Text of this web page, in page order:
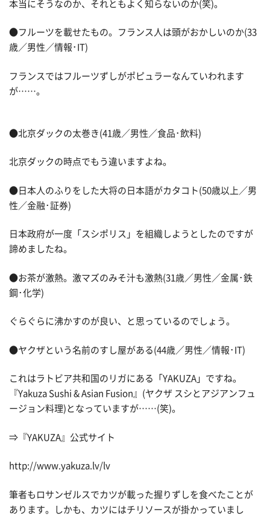
本当にそうなのか、それともよく知らないのか(笑)。
●フルーツを載せたもの。フランス人は頭がおかしいのか(33
歳／男性／情報･IT)
フランスではフルーツずしがポピュラーなんていわれます
が……。
●北京ダックの太巻き(41歳／男性／食品･飲料)
北京ダックの時点でもう違いますよね。
●日本人のふりをした大将の日本語がカタコト(50歳以上／男
性／金融･証券)
日本政府が一度「スシポリス」を組織しようとしたのですが
諦めましたね。
●お茶が激熱。激マズのみそ汁も激熱(31歳／男性／金属･鉄
鋼･化学)
ぐらぐらに沸かすのが良い、と思っているのでしょう。
●ヤクザという名前のすし屋がある(44歳／男性／情報･IT)
これはラトビア共和国のリガにある「YAKUZA」ですね。
『Yakuza Sushi & Asian Fusion』(ヤクザ スシとアジアンフュ
ージョン料理)となっていますが……(笑)。
⇒『YAKUZA』公式サイト
http://www.yakuza.lv/lv
筆者もロサンゼルスでカツが載った握りずしを食べたことが
あります。しかも、カツにはチリソースが掛かっていまし